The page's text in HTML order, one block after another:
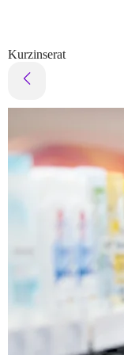
Kurzinserat